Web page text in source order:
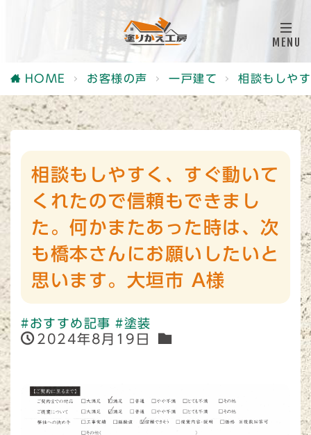
HOME お客様の声 一戸建て 相談もしや
相談もしやすく、すぐ動いて
くれたので信頼もできまし
た。何かまたあった時は、次
も橋本さんにお願いしたいと
思います。大垣市 A様
#おすすめ記事 #塗装
2024年8月19日